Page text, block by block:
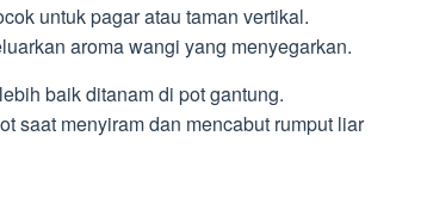
untuk pagar atau taman vertikal.
aroma wangi yang menyegarkan.
baik ditanam di pot gantung.
saat menyiram dan mencabut rumput liar